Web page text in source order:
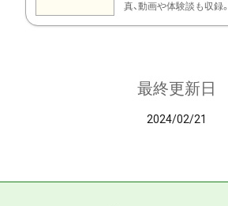
真、動画や体験談も収録。
最終更新日
2024/02/21